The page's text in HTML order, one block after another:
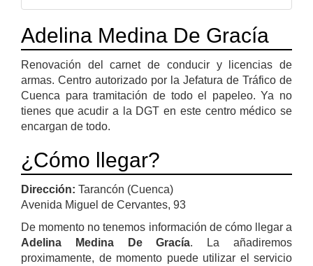
Adelina Medina De Gracía
Renovación del carnet de conducir y licencias de
armas. Centro autorizado por la Jefatura de Tráfico de
Cuenca para tramitación de todo el papeleo. Ya no
tienes que acudir a la DGT en este centro médico se
encargan de todo.
¿Cómo llegar?
Dirección: Tarancón (Cuenca)
Avenida Miguel de Cervantes, 93
De momento no tenemos información de cómo llegar a
Adelina Medina De Gracía. La añadiremos
proximamente, de momento puede utilizar el servicio